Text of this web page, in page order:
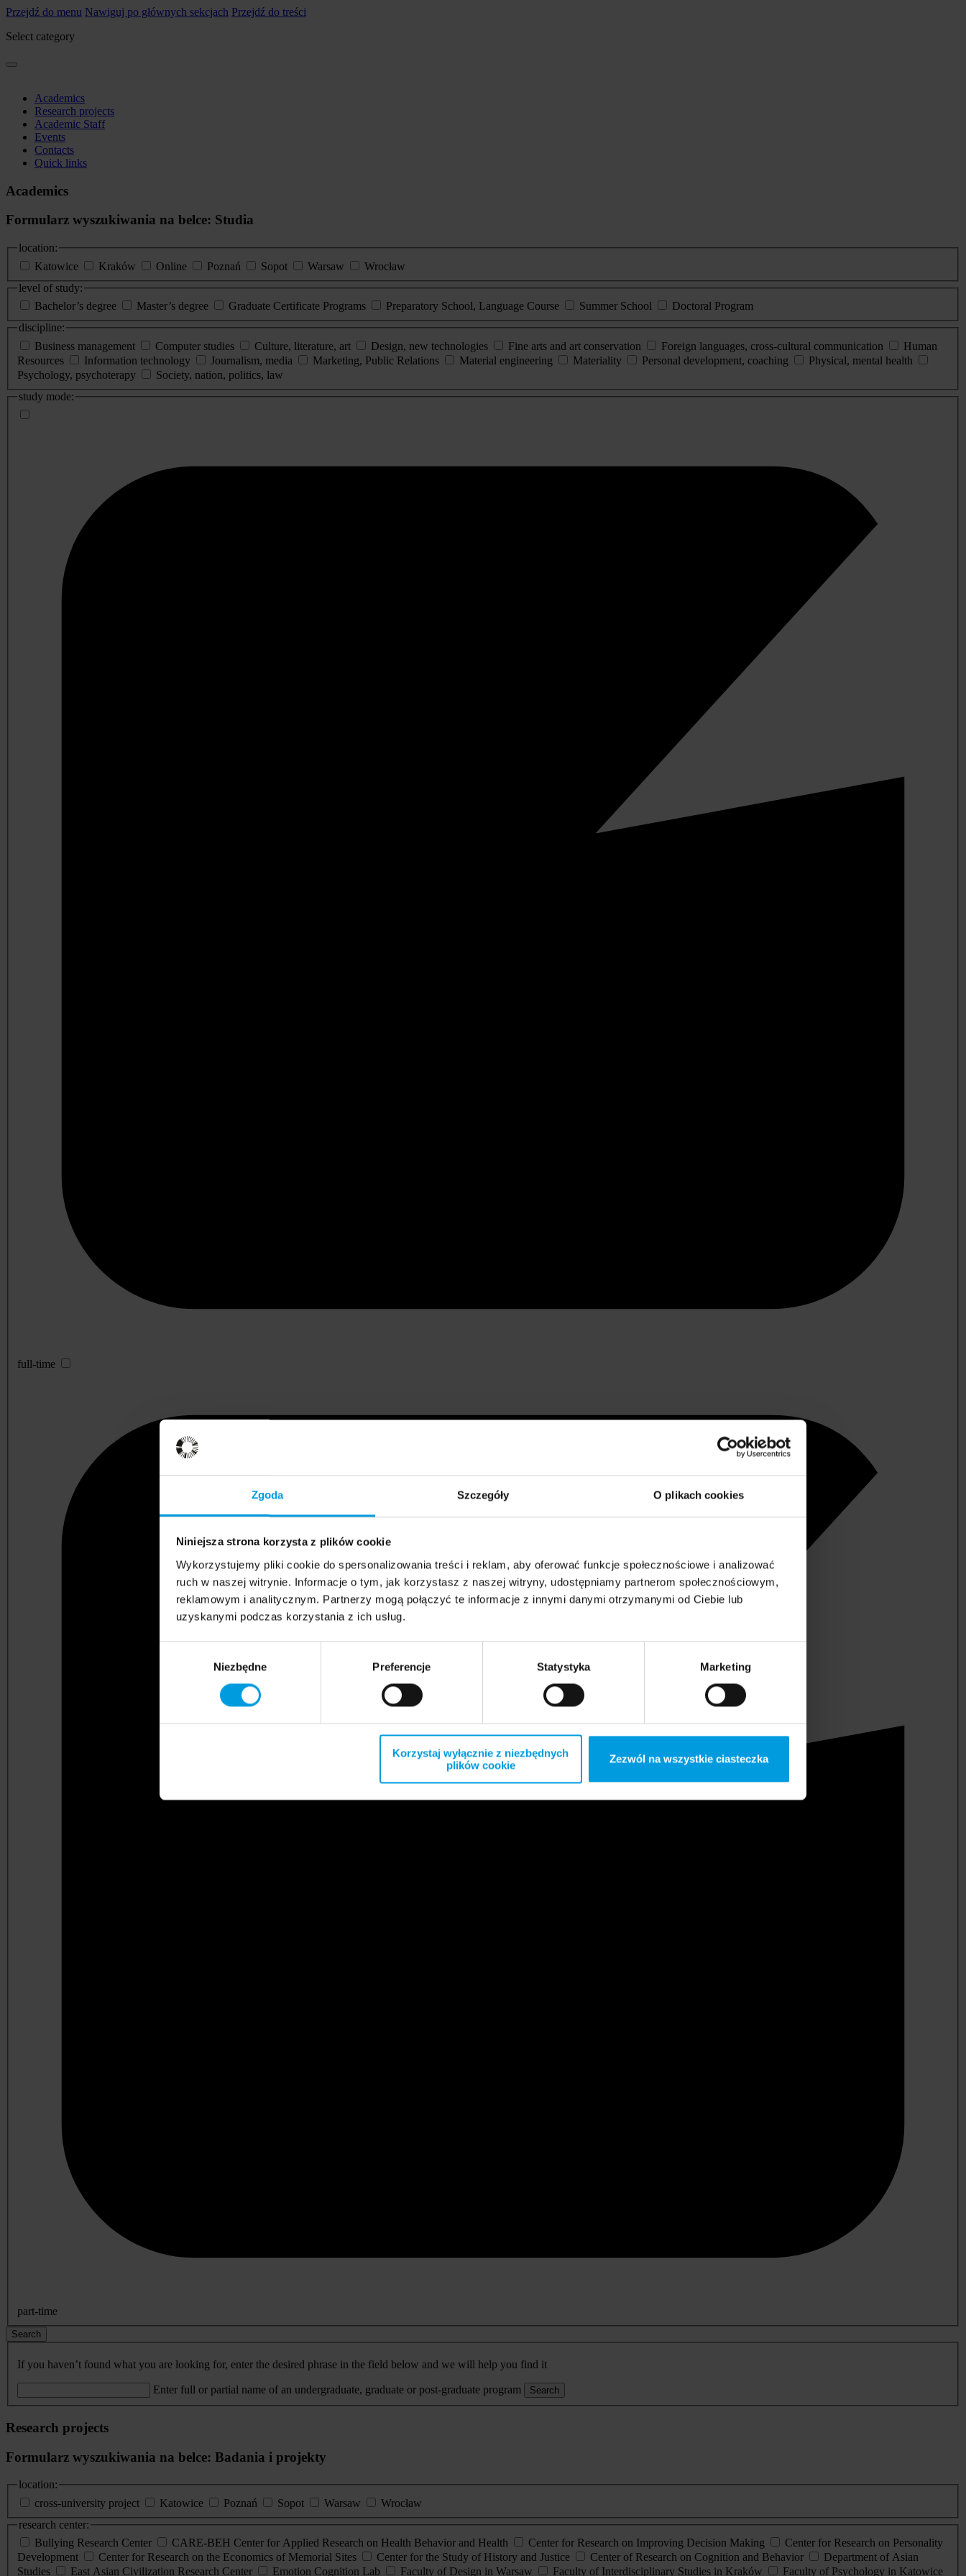
Zgoda Szczegóły O plikach cookies
Niniejsza strona korzysta z plików cookie
Wykorzystujemy pliki cookie do spersonalizowania treści i reklam, aby oferować funkcje społecznościowe i analizować
ruch w naszej witrynie. Informacje o tym, jak korzystasz z naszej witryny, udostępniamy partnerom społecznościowym,
reklamowym i analitycznym. Partnerzy mogą połączyć te informacje z innymi danymi otrzymanymi od Ciebie lub
uzyskanymi podczas korzystania z ich usług.
Niezbędne Preferencje Statystyka Marketing
Korzystaj wyłącznie z niezbędnych
plików cookie
Zezwól na wszystkie ciasteczka
Przejdź do menu Nawiguj po głównych sekcjach Przejdź do treści
Select category
Academics
Research projects
Academic Staff
Events
Contacts
Quick links
Academics
Formularz wyszukiwania na belce: Studia
location:
Katowice
Kraków Online Poznań Sopot Warsaw
Wrocław
level of study:
Bachelor’s degree
Master’s degree Graduate Certificate Programs Preparatory School, Language Course Summer School
Doctoral Program
discipline:
Business management
Computer studies Culture, literature, art Design, new technologies Fine arts and art conservation Foreign languages, cross-cultural communication
Human
Resources
Information technology Journalism, media Marketing, Public Relations Material engineering Materiality Personal development, coaching
Physical, mental health
Psychology, psychoterapy
Society, nation, politics, law
study mode:
full-time
part-time
Search
If you haven’t found what you are looking for, enter the desired phrase in the field below and we will help you find it
Enter full or partial name of an undergraduate, graduate or post-graduate program Search
Research projects
Formularz wyszukiwania na belce: Badania i projekty
location:
cross-university project
Katowice Poznań Sopot Warsaw
Wrocław
research center:
Bullying Research Center
CARE-BEH Center for Applied Research on Health Behavior and Health Center for Research on Improving Decision Making
Center for Research on Personality
Development
Center for Research on the Economics of Memorial Sites Center for the Study of History and Justice Center of Research on Cognition and Behavior
Department of Asian
Studies
East Asian Civilization Research Center Emotion Cognition Lab Faculty of Design in Warsaw Faculty of Interdisciplinary Studies in Kraków Faculty of Psychology in Katowice